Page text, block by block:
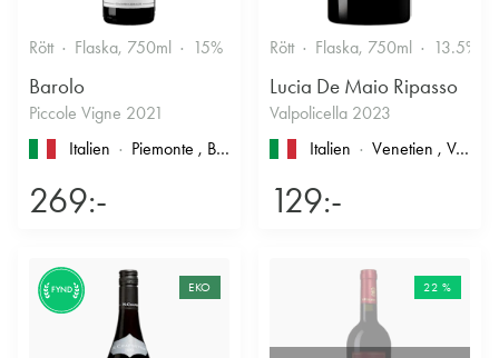
Rött Flaska, 750ml 15% Stramt & Nyanserat
Barolo
Piccole Vigne 2021
Italien
Piemonte , Barolo
269:-
Rött Flaska, 750ml 13.5%
Lucia De Maio Ripasso
Valpolicella 2023
Italien
Venetien , Valpolicella
129:-
FYND EKO 22 %